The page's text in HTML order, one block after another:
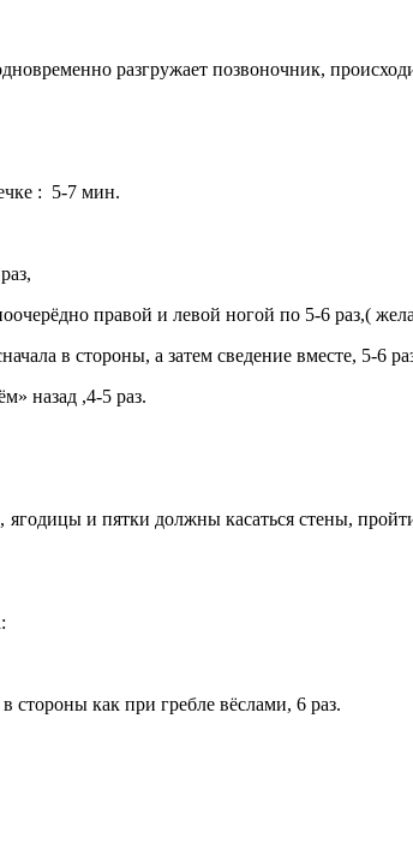
разгружает позвоночник,
: 5-7 мин.
правой и левой ногой по 5-6 раз,(
в стороны, а затем сведение вместе, 5-6
назад ,4-5 раз.
и пятки должны касаться стены,
как при гребле вёслами, 6 раз.